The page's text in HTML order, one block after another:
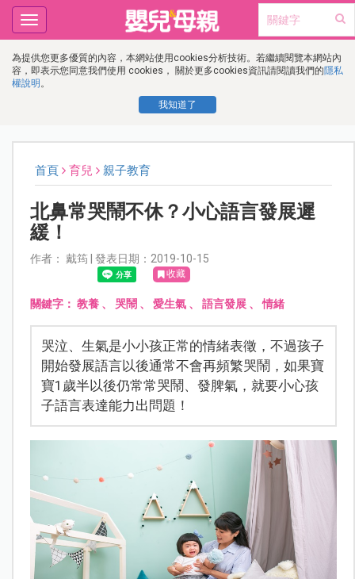
為提供您更多優質的內容，本網站使用cookies分析技術。若繼續閱覽本網站內
容，即表示您同意我們使用 cookies， 關於更多cookies資訊請閱讀我們的隱私
權說明 。
我知道了
Toggle
navigation
首頁 育兒 親子教育
北鼻常哭鬧不休？小心語言發展遲
緩！
作者： 戴筠 | 發表日期：2019-10-15
收藏
關鍵字： 教養、 哭鬧 、 愛生氣、 語言發展、情緒
哭泣、生氣是小小孩正常的情緒表徵，不過孩子
開始發展語言以後通常不會再頻繁哭鬧，如果寶
寶1歲半以後仍常常哭鬧、發脾氣，就要小心孩
子語言表達能力出問題！